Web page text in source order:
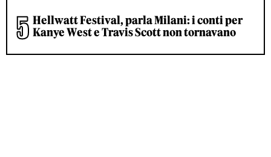
Hellwatt Festival, parla Milani: i conti per
Kanye West e Travis Scott non tornavano